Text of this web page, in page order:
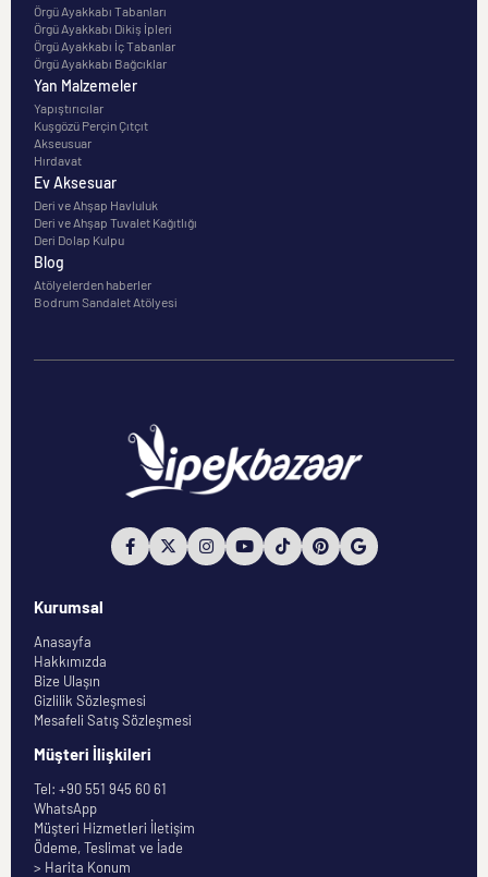
Örgü Ayakkabı Tabanları
Örgü Ayakkabı Dikiş İpleri
Örgü Ayakkabı İç Tabanlar
Örgü Ayakkabı Bağcıklar
Yan Malzemeler
Yapıştırıcılar
Kuşgözü Perçin Çıtçıt
Akseusuar
Hırdavat
Ev Aksesuar
Deri ve Ahşap Havluluk
Deri ve Ahşap Tuvalet Kağıtlığı
Deri Dolap Kulpu
Blog
Atölyelerden haberler
Bodrum Sandalet Atölyesi
Kurumsal
Anasayfa
Hakkımızda
Bize Ulaşın
Gizlilik Sözleşmesi
Mesafeli Satış Sözleşmesi
Müşteri İlişkileri
Tel: +90 551 945 60 61
WhatsApp
Müşteri Hizmetleri İletişim
Ödeme, Teslimat ve İade
> Harita Konum